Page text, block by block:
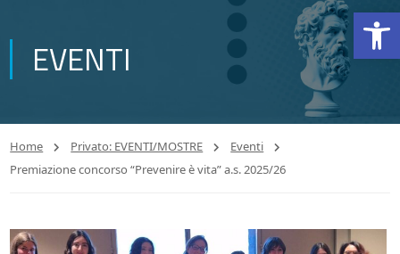
EVENTI
Home Privato: EVENTI/MOSTRE
Eventi
Premiazione concorso “Prevenire è vita” a.s. 2025/26